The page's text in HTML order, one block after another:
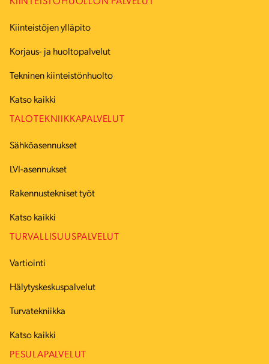
Kiinteistöjen ylläpito
Korjaus- ja huoltopalvelut
Tekninen kiinteistönhuolto
Katso kaikki
TALOTEKNIIKKAPALVELUT
Sähköasennukset
LVI-asennukset
Rakennustekniset työt
Katso kaikki
TURVALLISUUSPALVELUT
Vartiointi
Hälytyskeskuspalvelut
Turvatekniikka
Katso kaikki
PESULAPALVELUT